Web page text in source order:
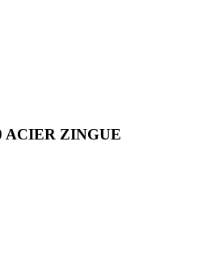
ACIER ZINGUE